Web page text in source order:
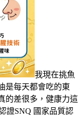
我現在挑魚
是每天都會吃的東
的差很多，健康力這
證SNQ 國家品質認